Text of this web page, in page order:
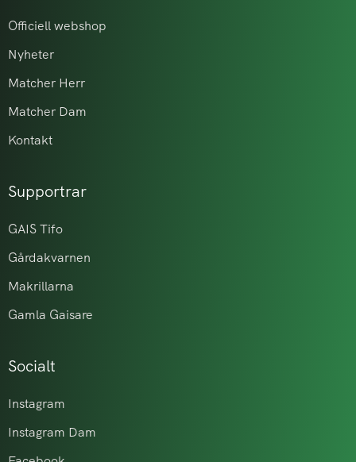
Officiell webshop
Nyheter
Matcher Herr
Matcher Dam
Kontakt
Supportrar
GAIS Tifo
Gårdakvarnen
Makrillarna
Gamla Gaisare
Socialt
Instagram
Instagram Dam